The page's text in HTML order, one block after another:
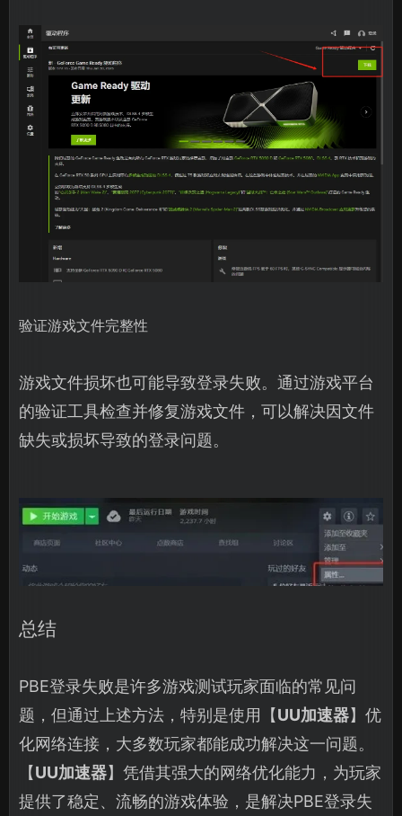
验证游戏文件完整性
游戏文件损坏也可能导致登录失败。通过游戏平台
的验证工具检查并修复游戏文件，可以解决因文件
缺失或损坏导致的登录问题。
总结
PBE登录失败是许多游戏测试玩家面临的常见问
题，但通过上述方法，特别是使用【UU加速器】优
化网络连接，大多数玩家都能成功解决这一问题。
【UU加速器】凭借其强大的网络优化能力，为玩家
提供了稳定、流畅的游戏体验，是解决PBE登录失